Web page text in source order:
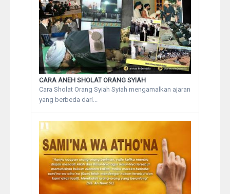
CARA ANEH SHOLAT ORANG SYIAH
Cara Sholat Orang Syiah Syiah mengamalkan ajaran
yang berbeda dari...